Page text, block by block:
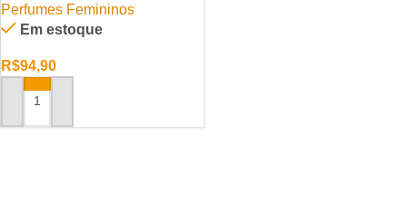
Perfumes Femininos
Em estoque
R$94,90
ADICIONAR AO CARRINHO